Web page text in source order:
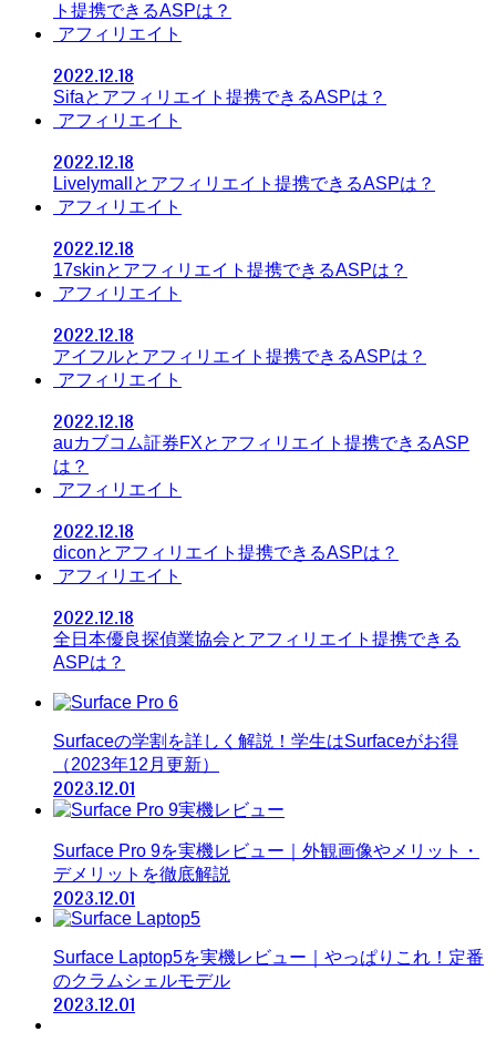
ト提携できるASPは？
アフィリエイト
2022.12.18
Sifaとアフィリエイト提携できるASPは？
アフィリエイト
2022.12.18
Livelymallとアフィリエイト提携できるASPは？
アフィリエイト
2022.12.18
17skinとアフィリエイト提携できるASPは？
アフィリエイト
2022.12.18
アイフルとアフィリエイト提携できるASPは？
アフィリエイト
2022.12.18
auカブコム証券FXとアフィリエイト提携できるASP
は？
アフィリエイト
2022.12.18
diconとアフィリエイト提携できるASPは？
アフィリエイト
2022.12.18
全日本優良探偵業協会とアフィリエイト提携できる
ASPは？
Surfaceの学割を詳しく解説！学生はSurfaceがお得
（2023年12月更新）
2023.12.01
Surface Pro 9を実機レビュー｜外観画像やメリット・
デメリットを徹底解説
2023.12.01
Surface Laptop5を実機レビュー｜やっぱりこれ！定番
のクラムシェルモデル
2023.12.01